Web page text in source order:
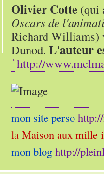
Olivier Cotte (qui
Oscars de
Richard Williams)
Dunod. L'auteur
http://
mon site perso
la Maison aux mille
mon blog http://